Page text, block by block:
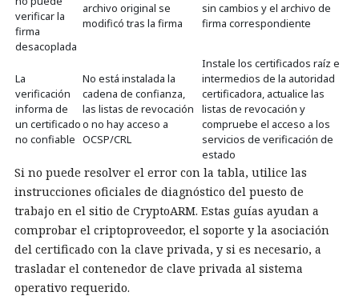
verificar la
firma
desacoplada
archivo original se
modificó tras la firma
sin cambios y el archivo de
firma correspondiente
La
verificación
informa de
un certificado
no confiable
No está instalada la
cadena de confianza,
las listas de revocación
o no hay acceso a
OCSP/CRL
Instale los certificados raíz e
intermedios de la autoridad
certificadora, actualice las
listas de revocación y
compruebe el acceso a los
servicios de verificación de
estado
Si no puede resolver el error con la tabla, utilice las
instrucciones oficiales de diagnóstico del puesto de
trabajo en el sitio de CryptoARM. Estas guías ayudan a
comprobar el criptoproveedor, el soporte y la asociación
del certificado con la clave privada, y si es necesario, a
trasladar el contenedor de clave privada al sistema
operativo requerido.